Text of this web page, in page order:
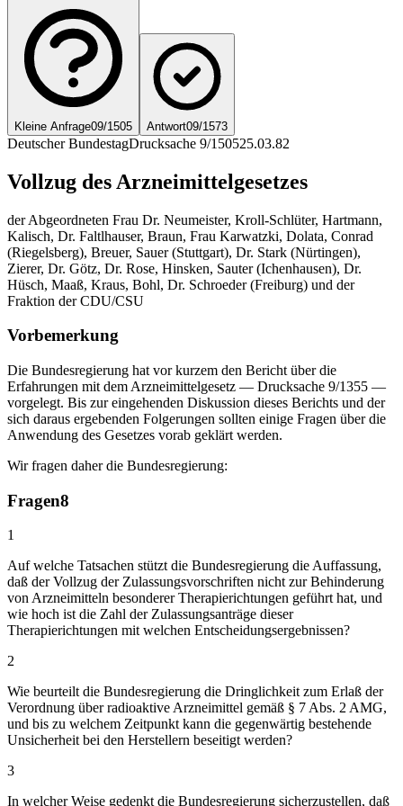
Kleine Anfrage09/1505 Antwort09/1573
Deutscher BundestagDrucksache 9/150525.03.82
Vollzug des Arzneimittelgesetzes
der Abgeordneten Frau Dr. Neumeister, Kroll-Schlüter, Hartmann,
Kalisch, Dr. Faltlhauser, Braun, Frau Karwatzki, Dolata, Conrad
(Riegelsberg), Breuer, Sauer (Stuttgart), Dr. Stark (Nürtingen),
Zierer, Dr. Götz, Dr. Rose, Hinsken, Sauter (Ichenhausen), Dr.
Hüsch, Maaß, Kraus, Bohl, Dr. Schroeder (Freiburg) und der
Fraktion der CDU/CSU
Vorbemerkung
Die Bundesregierung hat vor kurzem den Bericht über die
Erfahrungen mit dem Arzneimittelgesetz — Drucksache 9/1355 —
vorgelegt. Bis zur eingehenden Diskussion dieses Berichts und der
sich daraus ergebenden Folgerungen sollten einige Fragen über die
Anwendung des Gesetzes vorab geklärt werden.
Wir fragen daher die Bundesregierung:
Fragen8
1
Auf welche Tatsachen stützt die Bundesregierung die Auffassung,
daß der Vollzug der Zulassungsvorschriften nicht zur Behinderung
von Arzneimitteln besonderer Therapierichtungen geführt hat, und
wie hoch ist die Zahl der Zulassungsanträge dieser
Therapierichtungen mit welchen Entscheidungsergebnissen?
2
Wie beurteilt die Bundesregierung die Dringlichkeit zum Erlaß der
Verordnung über radioaktive Arzneimittel gemäß § 7 Abs. 2 AMG,
und bis zu welchem Zeitpunkt kann die gegenwärtig bestehende
Unsicherheit bei den Herstellern beseitigt werden?
3
In welcher Weise gedenkt die Bundesregierung sicherzustellen, daß